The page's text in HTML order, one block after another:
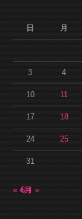
日
月
3 4
10 11
17 18
24 25
31
« 4月6月 »